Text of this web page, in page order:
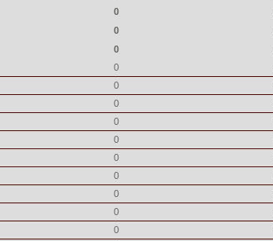
0
0
0
0
0
0
0
0
0
0
0
0
0